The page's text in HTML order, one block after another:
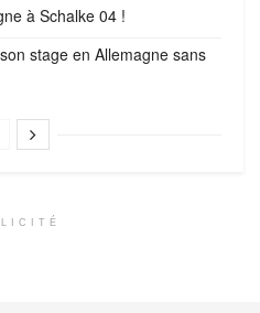
à Schalke 04 !
stage en Allemagne sans